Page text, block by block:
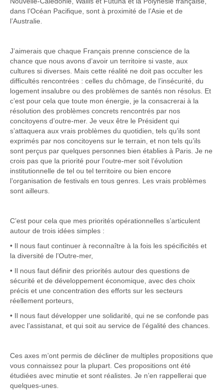
dans l’Océan Pacifique, sont à proximité de l’Asie et de
l’Australie.
J’aimerais que chaque Français prenne conscience de la
chance que nous avons d’avoir un territoire si vaste, aux
cultures si diverses. Mais cette réalité ne doit pas occulter les
difficultés rencontrées : celles du chômage, de l’insécurité, du
logement insalubre ou des problèmes de santés non résolus. Et
c’est pour cela que toute mon énergie, je la consacrerai à la
résolution des problèmes concrets rencontrés par nos
concitoyens d’outre-mer. Je veux être le Président qui
s’attaquera aux vrais problèmes du quotidien, tels qu’ils sont
exprimés par nos concitoyens sur le terrain, et non tels qu’ils
sont perçus par quelques personnes bien établies à Paris. Je ne
crois pas que la priorité pour l’outre-mer soit l’évolution
institutionnelle de tel ou tel territoire ou bien encore
l’organisation de festivals en tous genres. Les vrais problèmes
sont ailleurs.
C’est pour cela que mes priorités opérationnelles s’articulent
autour de trois idées simples :
• Il nous faut continuer à reconnaître à la fois les spécificités et
la diversité de l’Outre-mer,
• Il nous faut définir des priorités autour des questions de
sécurité et de développement économique, avec des choix
précis et une concentration des efforts sur les secteurs
réellement porteurs,
• Il nous faut développer une solidarité, qui ne se confonde pas
avec l’assistanat, et qui soit au service de l’égalité des chances.
Ces axes m’ont permis de décliner de multiples propositions que
vous connaissez pour la plupart. Ces propositions ont été
étudiées avec minutie et sont réalistes. Je n’en rappellerai que
quelques-unes.